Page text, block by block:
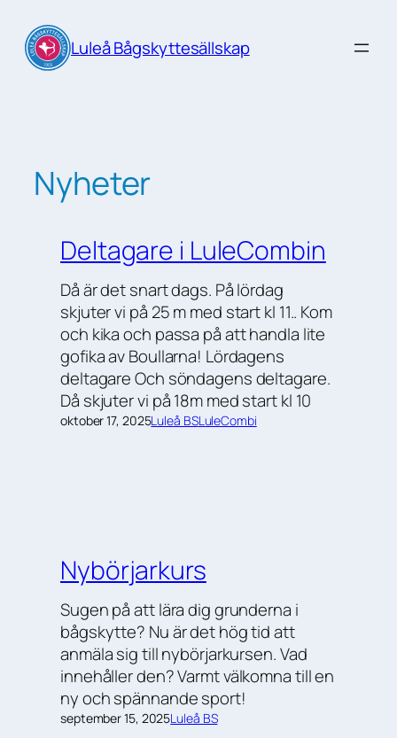
innehåll
Luleå Bågskyttesällskap
Nyheter
Deltagare i LuleCombin
Då är det snart dags. På lördag
skjuter vi på 25 m med start kl 11.. Kom
och kika och passa på att handla lite
gofika av Boullarna! Lördagens
deltagare Och söndagens deltagare.
Då skjuter vi på 18m med start kl 10
oktober 17, 2025Luleå BSLuleCombi
Nybörjarkurs
Sugen på att lära dig grunderna i
bågskytte? Nu är det hög tid att
anmäla sig till nybörjarkursen. Vad
innehåller den? Varmt välkomna till en
ny och spännande sport!
september 15, 2025Luleå BS